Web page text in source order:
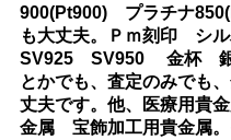
900(Pt900) プラチナ
も大丈夫。Ｐｍ刻印
SV925 SV950 金杯 銀
とかでも、査定のみでも
丈夫です。他、医療用
金属 宝飾加工用貴金属